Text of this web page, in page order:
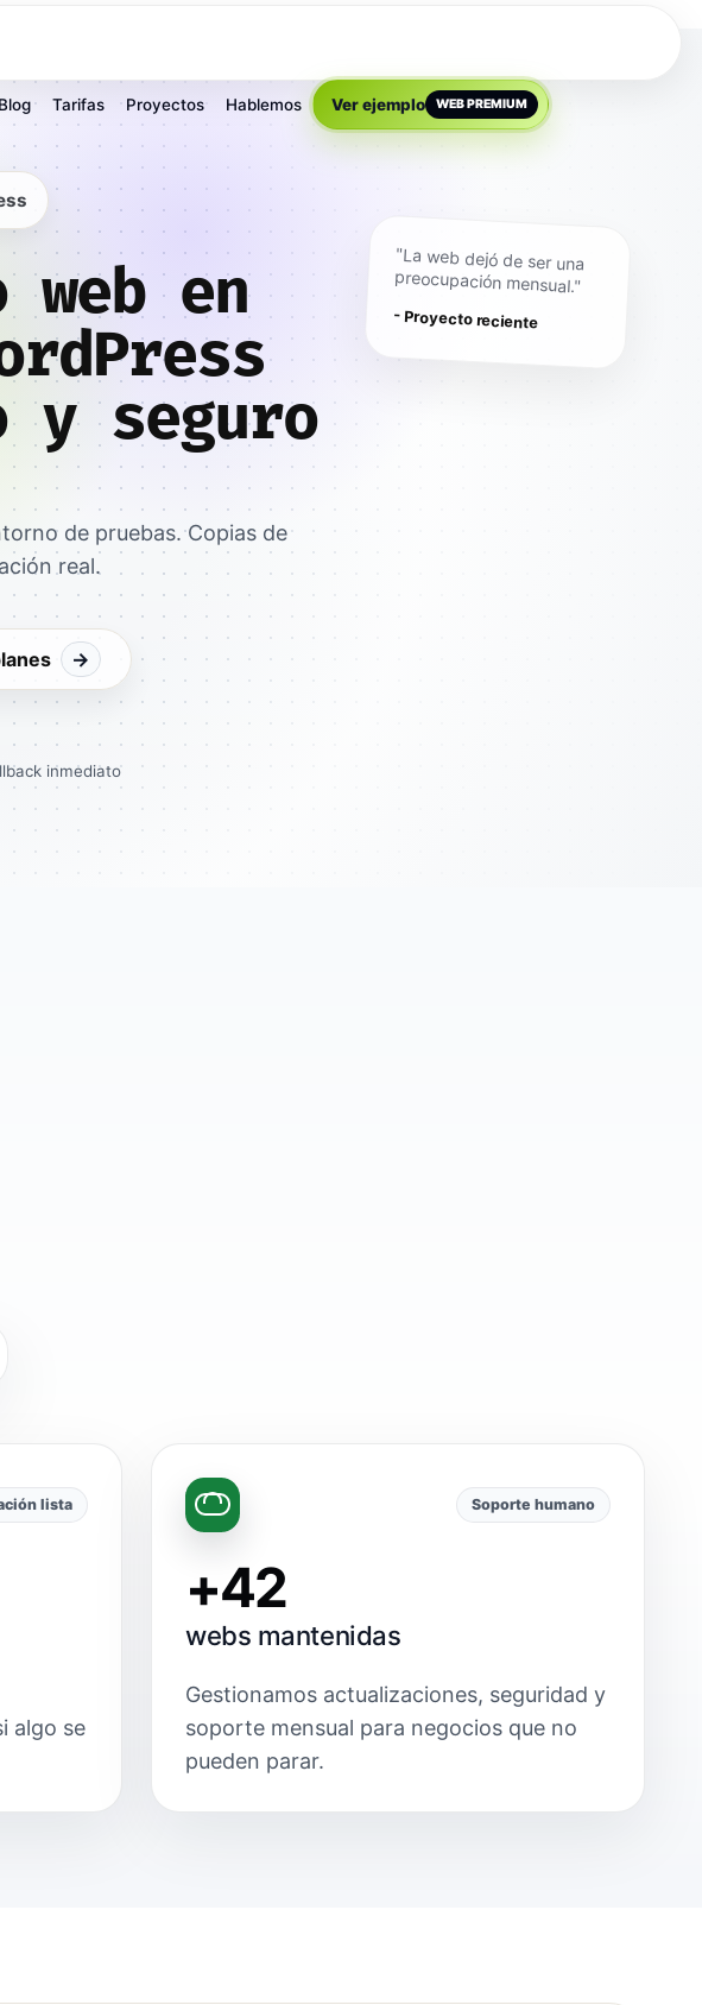
Blog Tarifas Proyectos Hablemos Ver ejemplo WEB PREMIUM
web en
seguro
de pruebas. Copias de
real.
→
inmediato
"La web dejó de ser una
preocupación mensual."
- Proyecto reciente
lista
algo se
Soporte humano
+42
webs mantenidas
Gestionamos actualizaciones, seguridad y
soporte mensual para negocios que no
pueden parar.